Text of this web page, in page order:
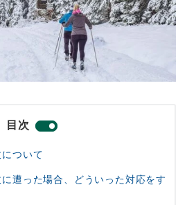
目次
ついて
遭った場合、どういった対応をす